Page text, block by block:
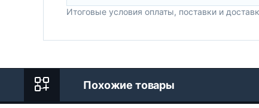
Итоговые условия оплаты, поставки и
Похожие товары